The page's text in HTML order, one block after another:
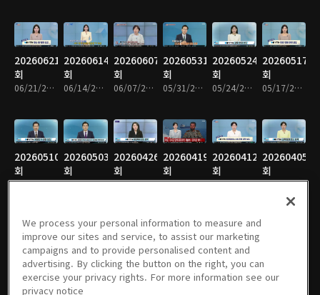
20260621
회
06/21/2026 • 31분
20260614
회
06/14/2026 • 31분
20260607
회
06/07/2026 • 31분
20260531
회
05/31/2026 • 31분
20260524
회
05/24/2026 • 31분
20260517
회
05/17/2026 • 31분
20260510
회
05/10/2026 • 31분
20260503
회
05/03/2026 • 31분
20260426
회
04/26/2026 • 31분
20260419
회
04/19/2026 • 19분
20260412
회
04/12/2026 • 31분
20260405
회
04/05/2026 • 31분
20260329
회
03/29/2026 • 31분
20260322
회
03/22/2026 • 31분
20260315
회
03/15/2026 • 31분
20260308
회
03/08/2026 • 31분
20260301
회
03/01/2026 • 31분
회
We process your personal information to measure and
improve our sites and service, to assist our marketing
campaigns and to provide personalised content and
advertising. By clicking the button on the right, you can
exercise your privacy rights. For more information see our
privacy notice